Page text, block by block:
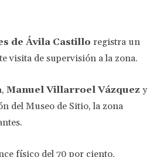
de Ávila Castillo registra un
visita de supervisión a la zona.
, Manuel Villarroel Vázquez y
del Museo de Sitio, la zona
físico del 70 por ciento,